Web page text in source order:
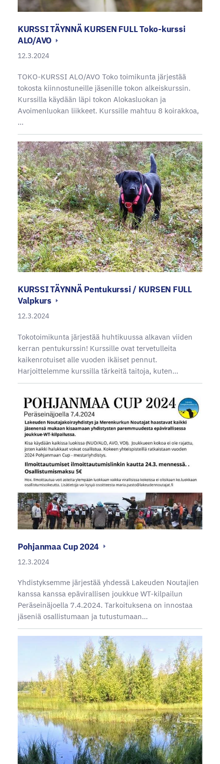
KURSSI TÄYNNÄ KURSEN FULL Toko-kurssi
ALO/AVO
12.3.2024
TOKO-KURSSI ALO/AVO Toko toimikunta järjestää
tokosta kiinnostuneille jäsenille tokon alkeiskurssin.
Kurssilla käydään läpi tokon Alokasluokan ja
Avoimenluokan liikkeet. Kurssille mahtuu 8 koirakkoa,
…
KURSSI TÄYNNÄ Pentukurssi / KURSEN FULL
Valpkurs
12.3.2024
Tokotoimikunta järjestää huhtikuussa alkavan viiden
kerran pentukurssin! Kurssille ovat tervetulleita
kaikenrotuiset alle vuoden ikäiset pennut.
Harjoittelemme kurssilla tärkeitä taitoja, kuten…
Pohjanmaa Cup 2024
12.3.2024
Yhdistyksemme järjestää yhdessä Lakeuden Noutajien
kanssa kanssa epävirallisen joukkue WT-kilpailun
Peräseinäjoella 7.4.2024. Tarkoituksena on innostaa
jäseniä osallistumaan ja tutustumaan…